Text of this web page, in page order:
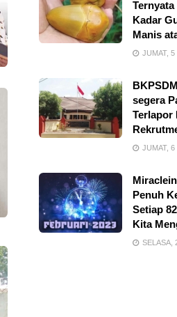
Kadar
Manis
JUMAT, 5
segera
Terlapor
JUMAT,
Penuh
Setiap
Kita
SELASA,